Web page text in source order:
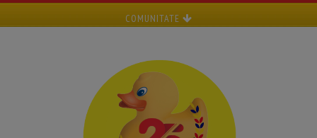
COMUNITATE